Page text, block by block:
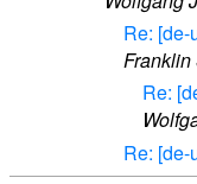
Re:
Franklin
Re:
Re: